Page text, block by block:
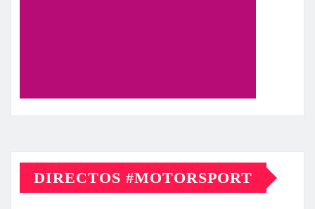
DIRECTOS #MOTORSPORT